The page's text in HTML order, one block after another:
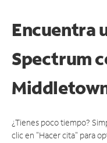
Encuentra
Spectrum
¿Tienes poco tiempo?
clic en "Hacer cita" para